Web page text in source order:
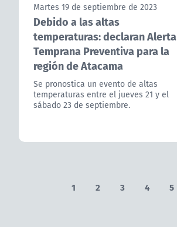
Martes 19 de septiembre de 2023
Debido a las altas
temperaturas: declaran Alerta
Temprana Preventiva para la
región de Atacama
Se pronostica un evento de altas
temperaturas entre el jueves 21 y el
sábado 23 de septiembre.
1 2 3 4 5